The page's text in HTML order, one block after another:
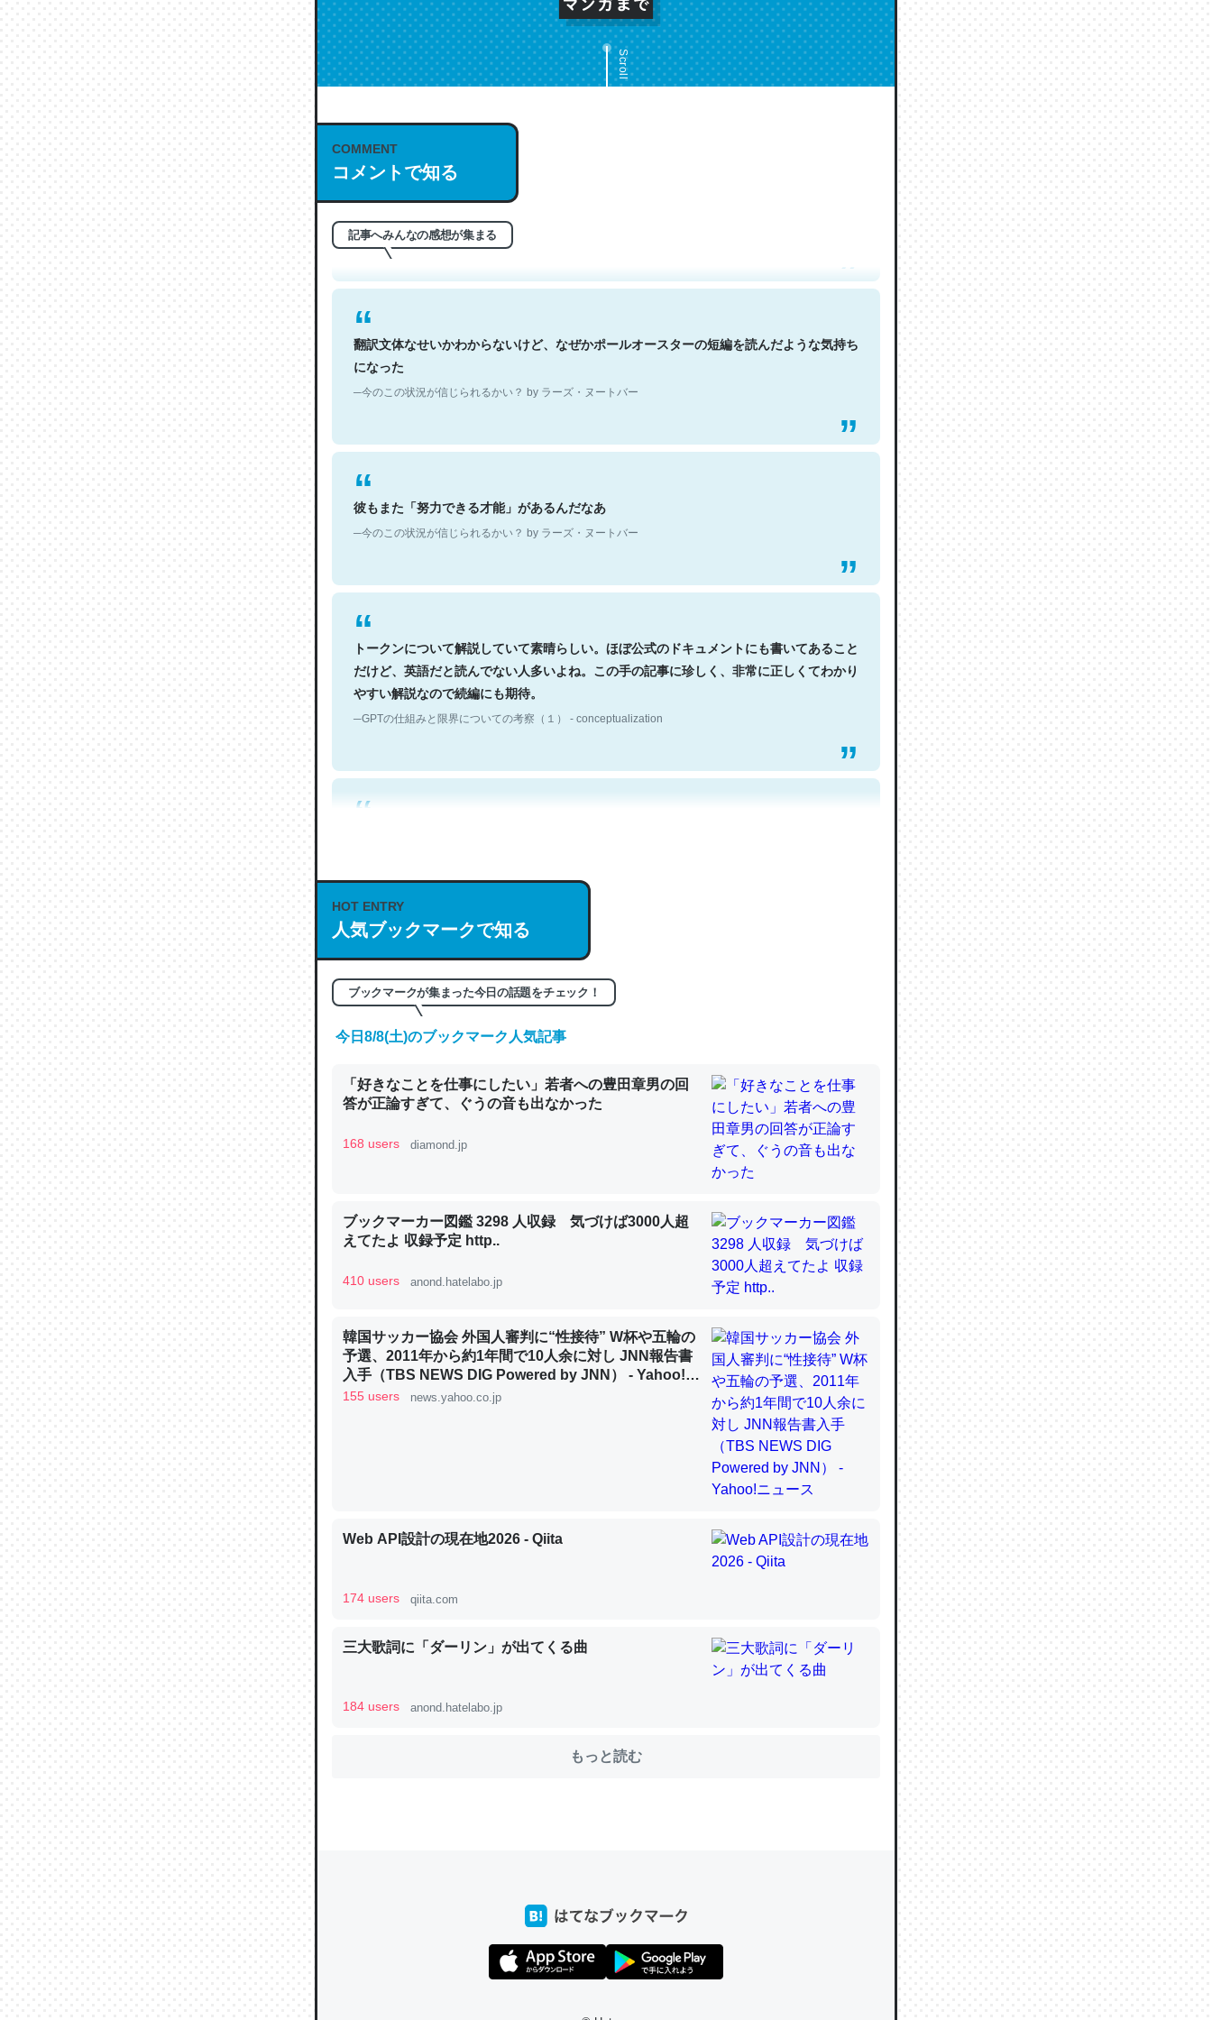
Scroll
COMMENT
コメントで知る
記事へみんなの感想が集まる
これは名文。彼はとてもクレバーなんだろうなと凄く思う。英語少しでも読める人は原文
もお勧め。自分はこの流れ好き。Let’s Fucking Go. Then Covid hit. Shit.
翻訳文体なせいかわからないけど、なぜかポールオースターの短編を読んだような気持ち
になった
─今のこの状況が信じられるかい？ by ラーズ・ヌートバー
彼もまた「努力できる才能」があるんだなあ
─今のこの状況が信じられるかい？ by ラーズ・ヌートバー
トークンについて解説していて素晴らしい。ほぼ公式のドキュメントにも書いてあること
だけど、英語だと読んでない人多いよね。この手の記事に珍しく、非常に正しくてわかり
やすい解説なので続編にも期待。
─GPTの仕組みと限界についての考察（１） - conceptualization
これは良記事。32768トークンだと英語小説100ページ分くらい。小説でいう「ずっと前
の伏線」は回収されないけど、短期記憶というには多い分量。進化すればするほど分かり
─GPTの仕組みと限界についての考察（１） - conceptualization
昆虫ってカルシウム少ないのか。知らんかった。調べたらコオロギのカルシウム分はエビ
─ニュース :: 【研究発表】昆虫学の大問題＝「昆虫はなぜ海にいないのか」に関する新仮説
論文では「淡水はカルシウムも酸素も不足してて両方に不利だから両方が拮抗してるので
は」とあって面白い。海にいる鋏角類（カブトガニ・ウミグモ）はカルシウムを使わずキ
チンを強化してる筈だが、酵素が違うのか？
─ニュース :: 【研究発表】昆虫学の大問題＝「昆虫はなぜ海にいないのか」に関する新仮説
類だと殻を無くしてナメクジになったり努力してるし。
─ニュース :: 【研究発表】昆虫学の大問題＝「昆虫はなぜ海にいないのか」に関する新仮説
ウチもEchoを実家に置いて４年。でたまに覗いてる。ぼちぼちRingも置こうかと画策
中。あと、Googleマップで位置情報を共有してる。電池残量や充電中かが分かるのでこ
─たまにLINEするくらいだった遠方の父67歳と僕。ITツール導入でコミュニケーションが劇的に変化し
を実質100倍以上に伸ばす効果があるはず……
─たまにLINEするくらいだった遠方の父67歳と僕。ITツール導入でコミュニケーションが劇的に変化し
HOT ENTRY
人気ブックマークで知る
ブックマークが集まった今日の話題をチェック！
今日8/8(土)のブックマーク人気記事
「好きなことを仕事にしたい」若者への豊田章男の回
答が正論すぎて、ぐうの音も出なかった
168 users diamond.jp
ブックマーカー図鑑 3298 人収録 気づけば3000人超
えてたよ 収録予定 http..
410 users anond.hatelabo.jp
韓国サッカー協会 外国人審判に“性接待” W杯や五輪の
予選、2011年から約1年間で10人余に対し JNN報告書
入手（TBS NEWS DIG Powered by JNN） - Yahoo!ニ
ュース
155 users news.yahoo.co.jp
Web API設計の現在地2026 - Qiita
174 users qiita.com
三大歌詞に「ダーリン」が出てくる曲
184 users anond.hatelabo.jp
もっと読む